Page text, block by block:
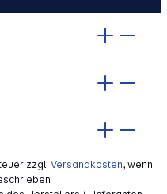
zzgl. Versandkosten, wenn